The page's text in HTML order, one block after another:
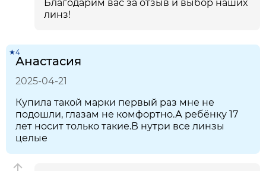
Благодарим вас за отзыв и выбор наших
линз!
★4
Анастасия
2025-04-21
Купила такой марки первый раз мне не
подошли, глазам не комфортно.А ребёнку 17
лет носит только такие.В нутри все линзы
целые